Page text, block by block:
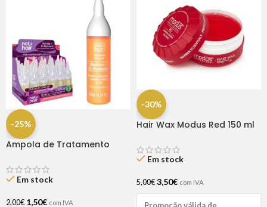
-25%
Ampola de Tratamento
Hair (1 UNIDADE)
Em stock
2,00€ 1,50€ com IVA
-30%
Hair Wax Modus Red 150 ml
Em stock
5,00€ 3,50€ com IVA